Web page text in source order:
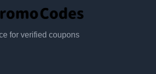
for verified coupons